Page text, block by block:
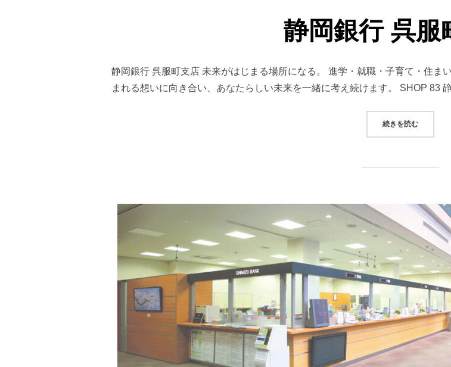
静岡銀行 呉服
静岡銀行 呉服町支店 未来がはじまる場所になる。 進学・就職・子育て・住ま
まれる想いに向き合い、あなたらしい未来を一緒に考え続けます。 SHOP 83
続きを読む“静岡銀行